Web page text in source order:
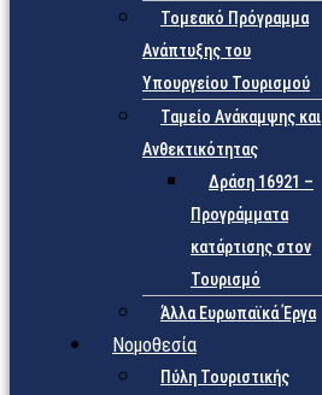
Τομεακό Πρόγραμμα
Ανάπτυξης του
Υπουργείου Τουρισμού
Ταμείο Ανάκαμψης και
Ανθεκτικότητας
Δράση 16921 –
Προγράμματα
κατάρτισης στον
Τουρισμό
Άλλα Ευρωπαϊκά Έργα
Νομοθεσία
Πύλη Τουριστικής